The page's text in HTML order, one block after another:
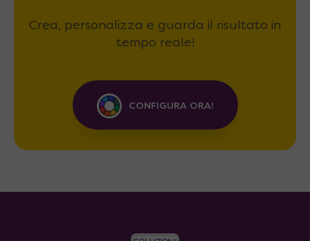
Crea, personalizza e guarda il risultato in
tempo reale!
CONFIGURA ORA!